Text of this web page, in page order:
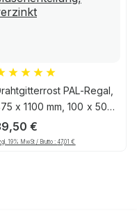
PAL-Regal,
x 1100 mm, 100 x 50
Maschenteilung,
€
19% MwSt / Brutto :47,01€